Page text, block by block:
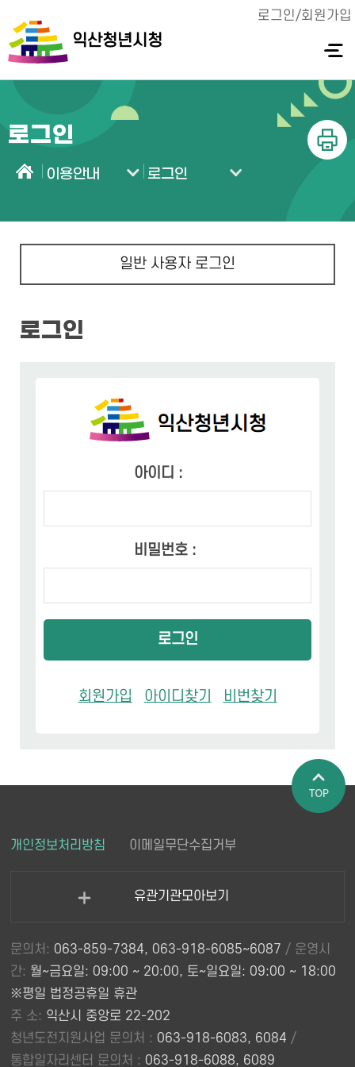
익산청년시청
로그인/회원가입
전체메
뉴 열기
로그인
이용안내 로그인
일반 사용자 로그인
로그인
아이디 :
비밀번호 :
로그인
회원가입 아이디찾기 비번찾기
개인정보처리방침 이메일무단수집거부
유관기관모아보기
문의처: 063-859-7384, 063-918-6085~6087 / 운영시
간: 월~금요일: 09:00 ~ 20:00, 토~일요일: 09:00 ~ 18:00
※평일 법정공휴일 휴관
주 소: 익산시 중앙로 22-202
청년도전지원사업 문의처 : 063-918-6083, 6084 /
통합일자리센터 문의처 : 063-918-6088, 6089